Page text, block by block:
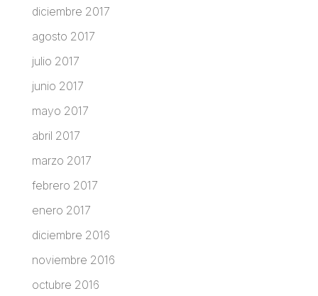
diciembre 2017
agosto 2017
julio 2017
junio 2017
mayo 2017
abril 2017
marzo 2017
febrero 2017
enero 2017
diciembre 2016
noviembre 2016
octubre 2016